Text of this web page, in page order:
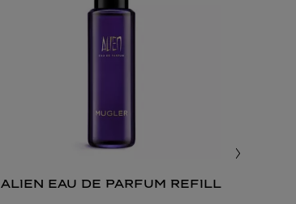
alien eau de parfum refill